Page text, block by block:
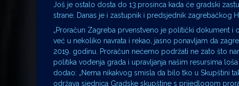
Još je ostalo dosta do 13.prosinca kada će gradski
strane. Danas je i zastupnik i predsjednik zagrebačkog
„Proračun Zagreba prvenstveno je politički dokument
već u nekoliko navrata i rekao, jasno ponavljam da
2019. godinu. Proračun nećemo podržati ne zato što
politika vođenja grada i upravljanja našim resursima
dodao: „Nema nikakvog smisla da bilo tko u Skupštini
održava sjednica Gradske skupštine s prijedlogom